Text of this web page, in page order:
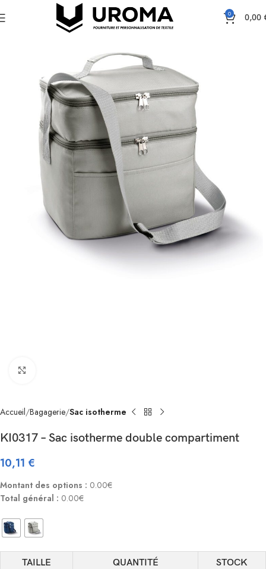
0 0,00
Accueil Bagagerie Sac isotherme
KI0317 – Sac isotherme double compartiment
10,11 €
Montant des options : 0.00€
Total général : 0.00€
TAILLE QUANTITÉ STOCK